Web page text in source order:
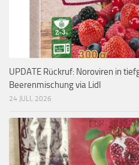
UPDATE Rückruf: Noroviren in
Beerenmischung via Lidl
24 JULI, 2026